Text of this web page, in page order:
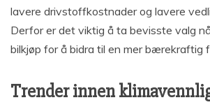
lavere drivstoffkostnader og lavere
Derfor er det viktig å ta bevisste valg
bilkjøp for å bidra til en mer bærekraftig
Trender innen